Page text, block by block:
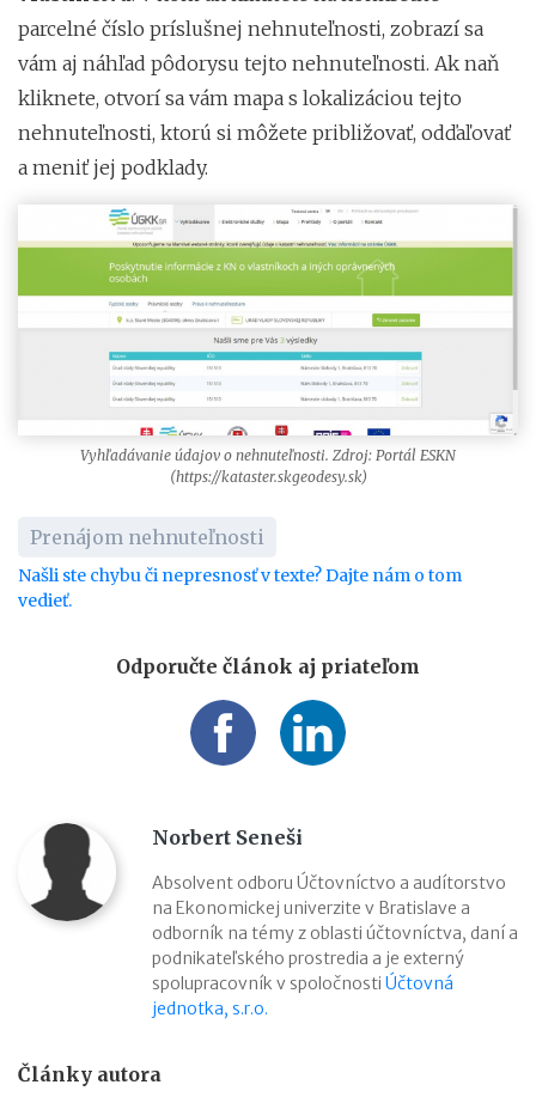
parcelné číslo príslušnej nehnuteľnosti, zobrazí sa
vám aj náhľad pôdorysu tejto nehnuteľnosti. Ak naň
kliknete, otvorí sa vám mapa s lokalizáciou tejto
nehnuteľnosti, ktorú si môžete približovať, odďaľovať
a meniť jej podklady.
Vyhľadávanie údajov o nehnuteľnosti. Zdroj: Portál ESKN
(https://kataster.skgeodesy.sk)
Prenájom nehnuteľnosti
Našli ste chybu či nepresnosť v texte? Dajte nám o tom
vedieť.
Odporučte článok aj priateľom
Norbert Seneši
Absolvent odboru Účtovníctvo a audítorstvo
na Ekonomickej univerzite v Bratislave a
odborník na témy z oblasti účtovníctva, daní a
podnikateľského prostredia a je externý
spolupracovník v spoločnosti Účtovná
jednotka, s.r.o.
Články autora